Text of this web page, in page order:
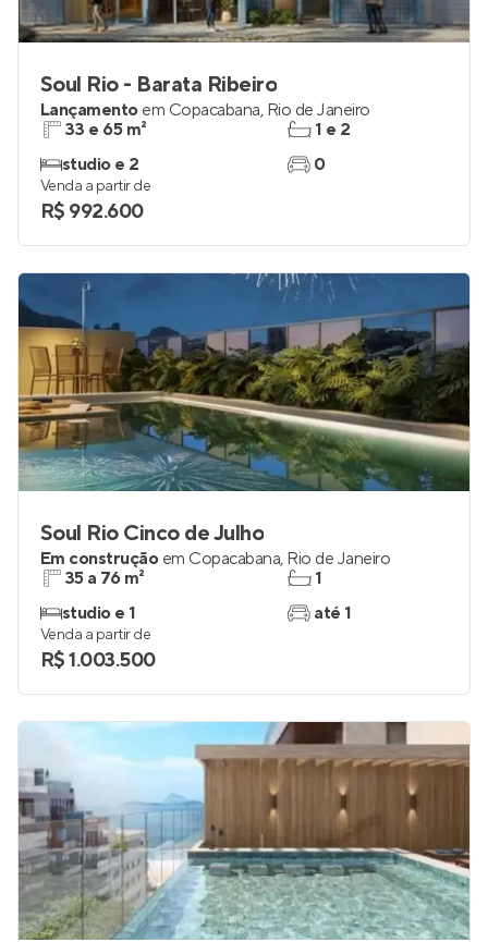
Soul Rio - Barata Ribeiro
Lançamento em Copacabana, Rio de Janeiro
33 e 65 m²
studio e 2
1 e 2
0
Venda a partir de
R$ 992.600
Soul Rio Cinco de Julho
Em construção em Copacabana, Rio de Janeiro
35 a 76 m²
studio e 1
1
até 1
Venda a partir de
R$ 1.003.500